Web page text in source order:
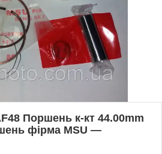
Поршень к-кт 44.00mm
фірма MSU —